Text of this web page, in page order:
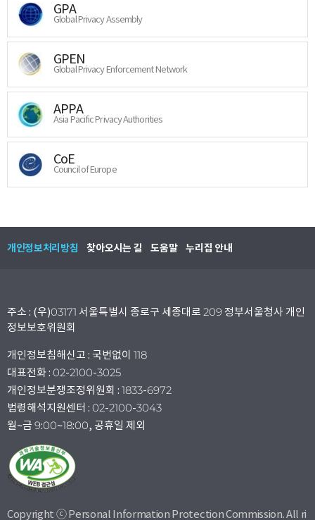
GPA
Global Privacy Assembly
GPEN
Global Privacy Enforcement Network
APPA
Asia Pacific Privacy Authorities
CoE
Council of Europe
개인정보처리방침 찾아오시는 길 도움말 누리집 안내
주소 : (우)03171 서울특별시 종로구 세종대로 209 정부서울청사 개인
정보보호위원회
개인정보침해신고 : 국번없이 118
대표전화 : 02-2100-3025
개인정보분쟁조정위원회 : 1833-6972
법령해석지원센터 : 02-2100-3043
월~금 9:00~18:00, 공휴일 제외
Copyright ⓒ Personal Information Protection Commission. All ri